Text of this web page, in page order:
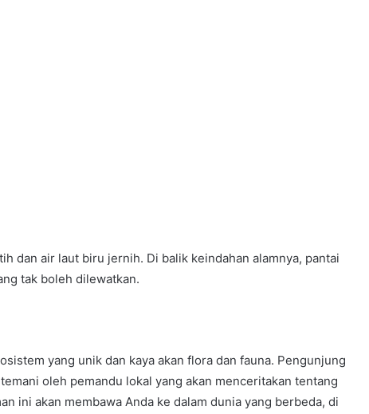
dan air laut biru jernih. Di balik keindahan alamnya, pantai
tak boleh dilewatkan.
yang unik dan kaya akan flora dan fauna. Pengunjung
oleh pemandu lokal yang akan menceritakan tentang
ini akan membawa Anda ke dalam dunia yang berbeda, di